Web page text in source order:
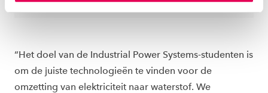
instellen welke cookies we plaatsen. Je kunt je
“Het doel van de Industrial Power Systems-studenten is
om de juiste technologieën te vinden voor de
omzetting van elektriciteit naar waterstof. We